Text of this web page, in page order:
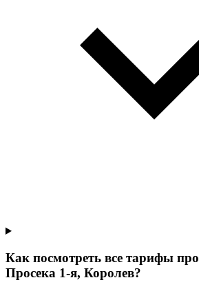
Как посмотреть все тарифы
Просека 1-я, Королев?